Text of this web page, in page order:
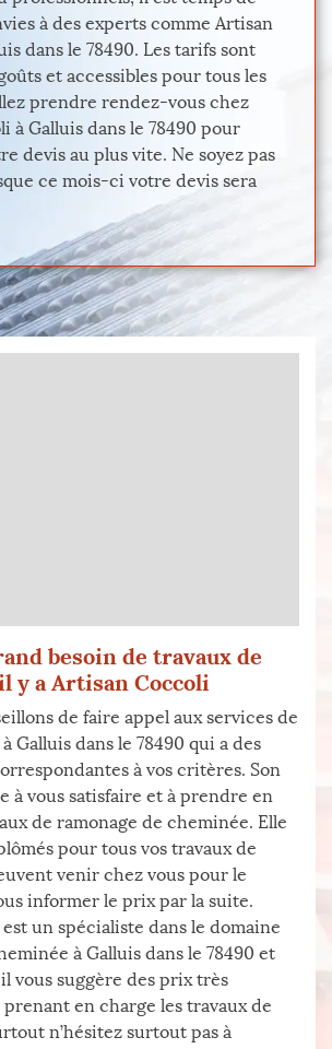
à des experts comme Artisan
dans le 78490. Les tarifs sont
et accessibles pour tous les
prendre rendez-vous chez
à Galluis dans le 78490 pour
devis au plus vite. Ne soyez pas
ce mois-ci votre devis sera
besoin de travaux de
y a Artisan Coccoli
de faire appel aux services de
Galluis dans le 78490 qui a des
à vos critères. Son
à vous satisfaire et à prendre en
de ramonage de cheminée. Elle
pour tous vos travaux de
venir chez vous pour le
informer le prix par la suite.
un spécialiste dans le domaine
à Galluis dans le 78490 et
vous suggère des prix très
en charge les travaux de
n’hésitez surtout pas à